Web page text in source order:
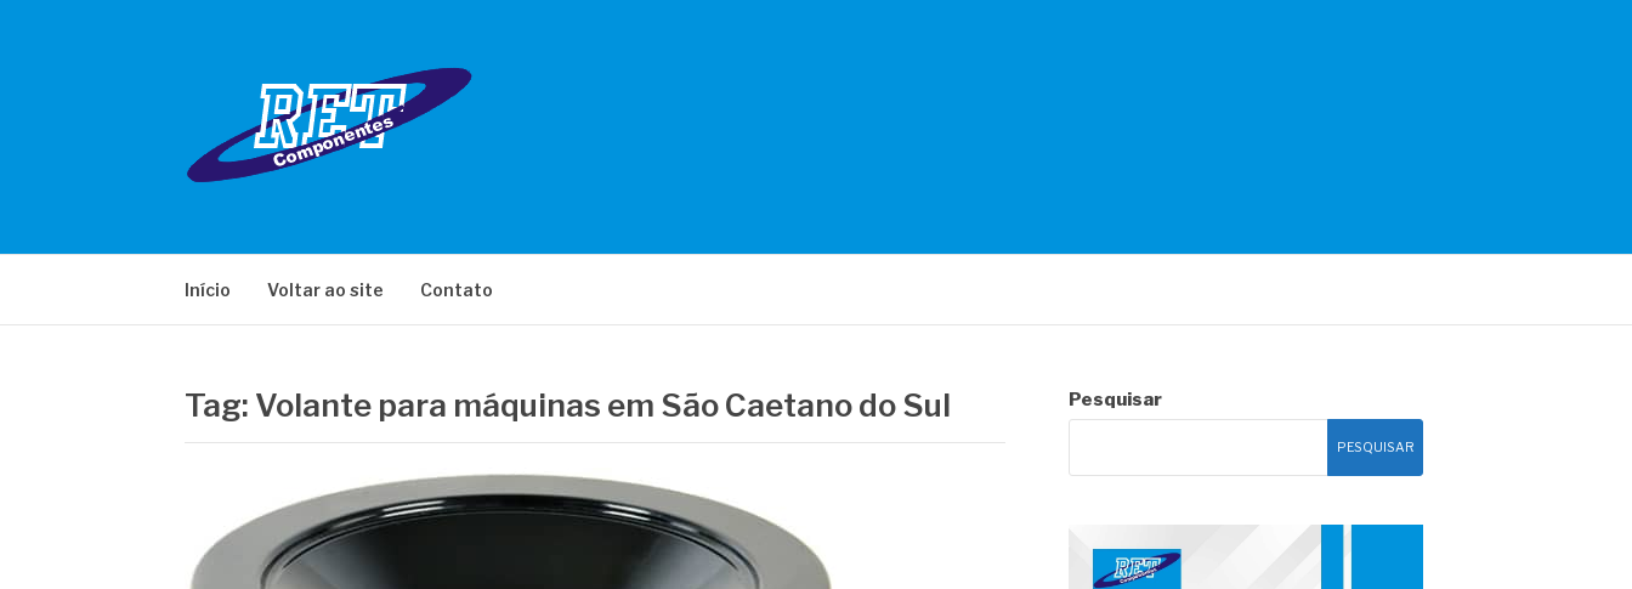
Início Voltar ao site Contato
Tag: Volante para máquinas em São Caetano do Sul Pesquisar
PESQUISAR